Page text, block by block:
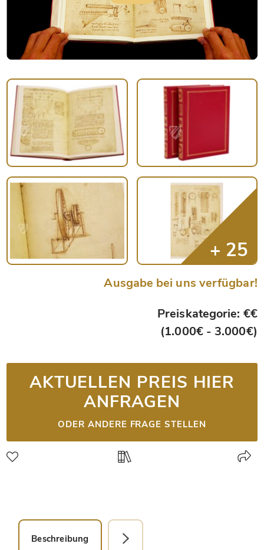
Ausgabe bei uns verfügbar!
Preiskategorie: €€
(1.000€ - 3.000€)
AKTUELLEN PREIS HIER
ANFRAGEN
ODER ANDERE FRAGE STELLEN
Beschreibung Detailbild